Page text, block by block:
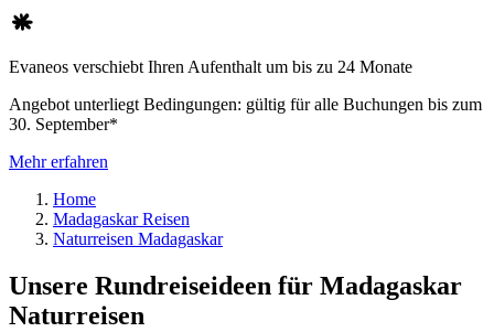
Evaneos verschiebt Ihren Aufenthalt um bis zu 24 Monate
Angebot unterliegt Bedingungen: gültig für alle Buchungen bis zum
30. September*
Mehr erfahren
Home
Madagaskar Reisen
Naturreisen Madagaskar
Unsere Rundreiseideen für Madagaskar
Naturreisen